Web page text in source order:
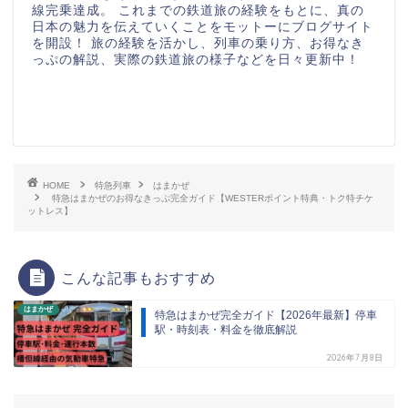
線完乗達成。 これまでの鉄道旅の経験をもとに、真の
日本の魅力を伝えていくことをモットーにブログサイト
を開設！ 旅の経験を活かし、列車の乗り方、お得なき
っぷの解説、実際の鉄道旅の様子などを日々更新中！
HOME 特急列車
はまかぜ
特急はまかぜのお得なきっぷ完全ガイド【WESTERポイント特典・トク特チケ
ットレス】
こんな記事もおすすめ
はまかぜ
特急はまかぜ完全ガイド【2026年最新】停車
駅・時刻表・料金を徹底解説
2026年7月8日